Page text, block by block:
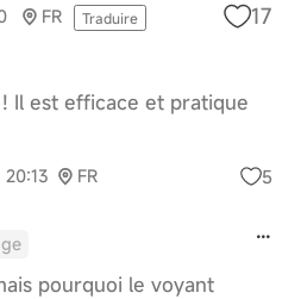
FR Traduire 17
Il est efficace et pratique
FR 5
pourquoi le voyant